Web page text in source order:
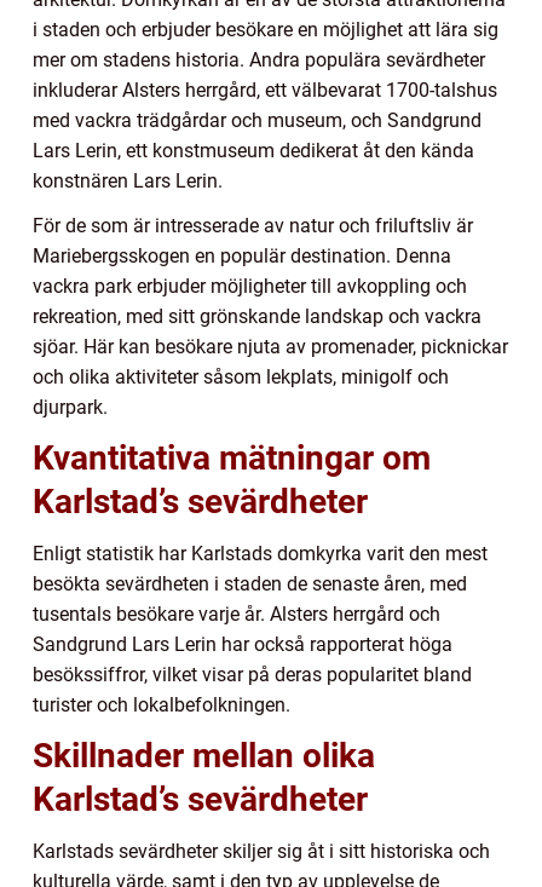
i staden och erbjuder besökare en möjlighet att lära sig
mer om stadens historia. Andra populära sevärdheter
inkluderar Alsters herrgård, ett välbevarat 1700-talshus
med vackra trädgårdar och museum, och Sandgrund
Lars Lerin, ett konstmuseum dedikerat åt den kända
konstnären Lars Lerin.
För de som är intresserade av natur och friluftsliv är
Mariebergsskogen en populär destination. Denna
vackra park erbjuder möjligheter till avkoppling och
rekreation, med sitt grönskande landskap och vackra
sjöar. Här kan besökare njuta av promenader, picknickar
och olika aktiviteter såsom lekplats, minigolf och
djurpark.
Kvantitativa mätningar om
Karlstad’s sevärdheter
Enligt statistik har Karlstads domkyrka varit den mest
besökta sevärdheten i staden de senaste åren, med
tusentals besökare varje år. Alsters herrgård och
Sandgrund Lars Lerin har också rapporterat höga
besökssiffror, vilket visar på deras popularitet bland
turister och lokalbefolkningen.
Skillnader mellan olika
Karlstad’s sevärdheter
Karlstads sevärdheter skiljer sig åt i sitt historiska och
kulturella värde, samt i den typ av upplevelse de